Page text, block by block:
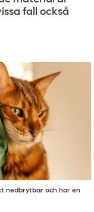
fall också
nedbrytbar och har en